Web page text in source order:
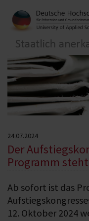
24.07.2024
Der
Programm
Ab sofort ist das
12. Oktober 2024